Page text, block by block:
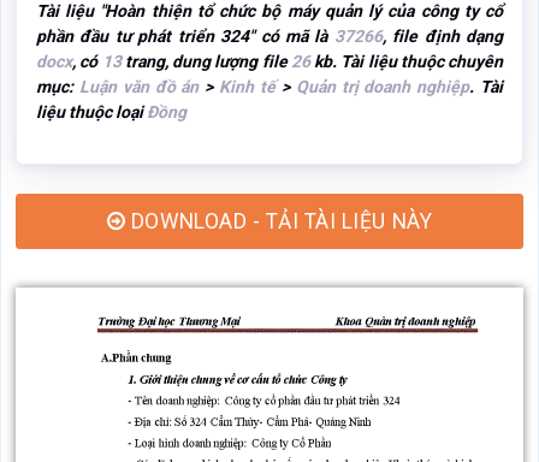
Tài liệu "Hoàn thiện tổ chức bộ máy quản lý của công ty cổ
phần đầu tư phát triển 324" có mã là 37266, file định dạng
docx, có 13trang, dung lượng file26kb. Tài liệu thuộc chuyên
mục: Luận văn đồ án> Kinh tế> Quản trị doanh nghiệp. Tài
liệu thuộc loạiĐồng
DOWNLOAD - TẢI TÀI LIỆU NÀY